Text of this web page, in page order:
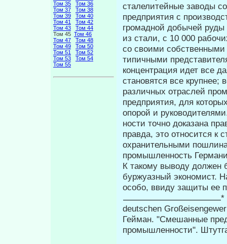
Том 35
Том 36
Том 37
Том 38
Том 39
Том 40
Том 41
Том 42
Том 43
Том 44
Том 45 Том 46
Том 47
Том 48
Том 49
Том 50
Том 51
Том 52
Том 53
Том 54
Том 55
сталелитейные заводы
предприятия с
громадной добычей руды
из стали, с 10 000
со своими
типич­ными
концентрация идет все
становятся все
различных отраслей
предприятия, для
опорой и
ности точно доказана
правда, это относится к
охранительными
промышленность
К такому выводу должен
буржуаз­ный экономист.
особо, ввиду защиты ее
*
deutschen
Гейман. "Смешанные
промышленности".